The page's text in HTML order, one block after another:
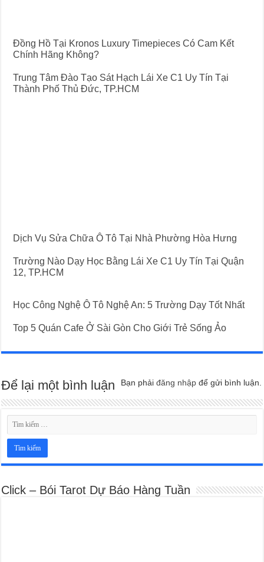
Đồng Hồ Tại Kronos Luxury Timepieces Có Cam Kết
Chính Hãng Không?
Trung Tâm Đào Tạo Sát Hạch Lái Xe C1 Uy Tín Tại
Thành Phố Thủ Đức, TP.HCM
Dịch Vụ Sửa Chữa Ô Tô Tại Nhà Phường Hòa Hưng
Trường Nào Dạy Học Bằng Lái Xe C1 Uy Tín Tại Quận
12, TP.HCM
Học Công Nghệ Ô Tô Nghệ An: 5 Trường Dạy Tốt Nhất
Top 5 Quán Cafe Ở Sài Gòn Cho Giới Trẻ Sống Ảo
Để lại một bình luận Bạn phảiđăng nhập để gửi bình luận.
Click – Bói Tarot Dự Báo Hàng Tuần